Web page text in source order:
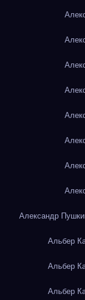
Александр
Альбер
Альбер
Альбер